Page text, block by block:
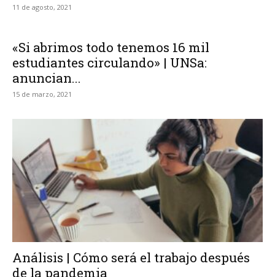
11 de agosto, 2021
«Si abrimos todo tenemos 16 mil
estudiantes circulando» | UNSa:
anuncian...
15 de marzo, 2021
Análisis | Cómo será el trabajo después
de la pandemia